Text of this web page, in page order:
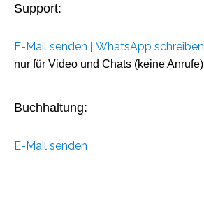
Support:
E-Mail senden WhatsApp schreiben
nur für Video und Chats (keine Anrufe)
Buchhaltung:
E-Mail senden